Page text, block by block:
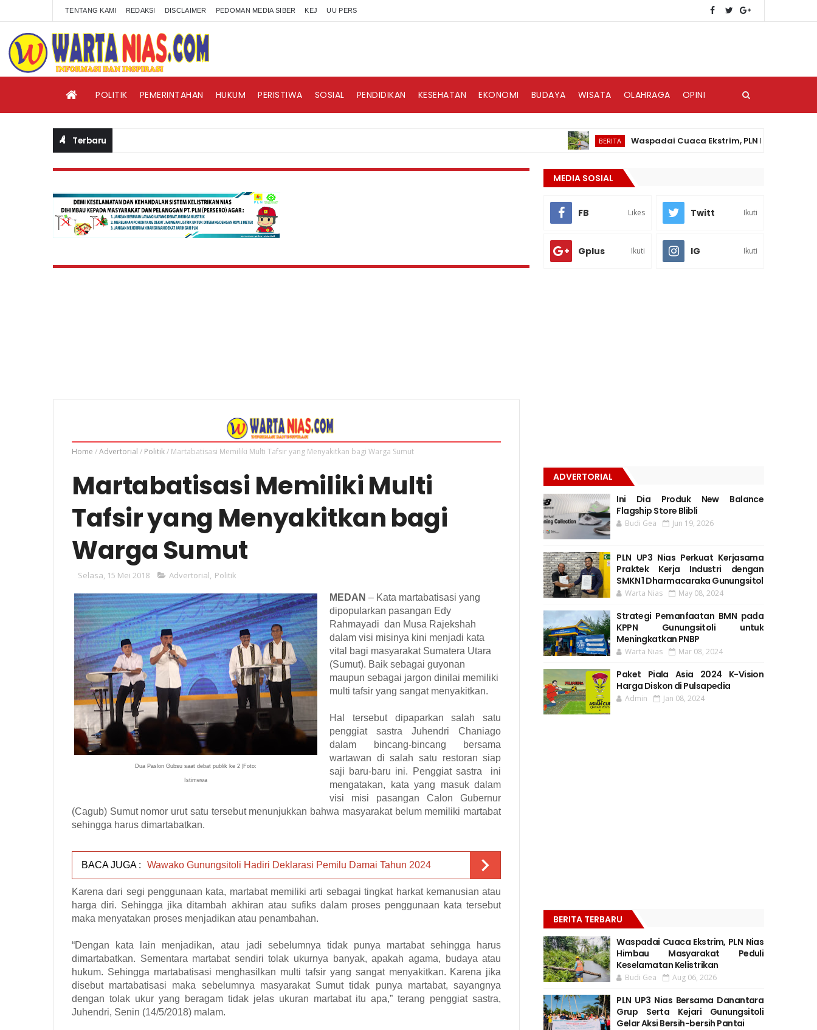
TENTANG KAMI REDAKSI DISCLAIMER PEDOMAN MEDIA SIBER KEJ UU PERS
POLITIK PEMERINTAHAN HUKUM PERISTIWA SOSIAL PENDIDIKAN KESEHATAN EKONOMI BUDAYA WISATA OLAHRAGA OPINI
Terbaru BERITA Waspadai Cuaca Ekstrim, PLN Nias Himbau
Home /Advertorial / Politik/ Martabatisasi Memiliki Multi Tafsir yang Menyakitkan bagi Warga Sumut
Martabatisasi Memiliki Multi
Tafsir yang Menyakitkan bagi
Warga Sumut
Selasa, 15 Mei 2018 Advertorial Politik
Dua Paslon Gubsu saat debat publik ke 2 |Foto:
Istimewa
MEDAN – Kata martabatisasi yang
dipopularkan pasangan Edy
Rahmayadi dan Musa Rajekshah
dalam visi misinya kini menjadi kata
vital bagi masyarakat Sumatera Utara
(Sumut). Baik sebagai guyonan
maupun sebagai jargon dinilai memiliki
multi tafsir yang sangat menyakitkan.
Hal tersebut dipaparkan salah satu
penggiat sastra Juhendri Chaniago
dalam bincang-bincang bersama
wartawan di salah satu restoran siap
saji baru-baru ini. Penggiat sastra ini
mengatakan, kata yang masuk dalam
visi misi pasangan Calon Gubernur
(Cagub) Sumut nomor urut satu tersebut menunjukkan bahwa masyarakat belum memiliki martabat
sehingga harus dimartabatkan.
BACA JUGA : Wawako Gunungsitoli Hadiri Deklarasi Pemilu Damai Tahun 2024
Karena dari segi penggunaan kata, martabat memiliki arti sebagai tingkat harkat kemanusian atau
harga diri. Sehingga jika ditambah akhiran atau sufiks dalam proses penggunaan kata tersebut
maka menyatakan proses menjadikan atau penambahan.
“Dengan kata lain menjadikan, atau jadi sebelumnya tidak punya martabat sehingga harus
dimartabatkan. Sementara martabat sendiri tolak ukurnya banyak, apakah agama, budaya atau
hukum. Sehingga martabatisasi menghasilkan multi tafsir yang sangat menyakitkan. Karena jika
disebut martabatisasi maka sebelumnya masyarakat Sumut tidak punya martabat, sayangnya
dengan tolak ukur yang beragam tidak jelas ukuran martabat itu apa,” terang penggiat sastra,
Juhendri, Senin (14/5/2018) malam.
MEDIA SOSIAL
FB Likes Twitt Ikuti
Gplus Ikuti IG Ikuti
ADVERTORIAL
Ini Dia Produk New Balance
Flagship Store Blibli
Budi Gea Jun 19, 2026
PLN UP3 Nias Perkuat Kerjasama
Praktek Kerja Industri dengan
SMKN 1 Dharmacaraka Gunungsitol
Warta Nias May 08, 2024
Strategi Pemanfaatan BMN pada
KPPN Gunungsitoli untuk
Meningkatkan PNBP
Warta Nias Mar 08, 2024
Paket Piala Asia 2024 K-Vision
Harga Diskon di Pulsapedia
Admin Jan 08, 2024
BERITA TERBARU
Waspadai Cuaca Ekstrim, PLN Nias
Himbau Masyarakat Peduli
Keselamatan Kelistrikan
Budi Gea Aug 06, 2026
PLN UP3 Nias Bersama Danantara
Grup Serta Kejari Gunungsitoli
Gelar Aksi Bersih-bersih Pantai